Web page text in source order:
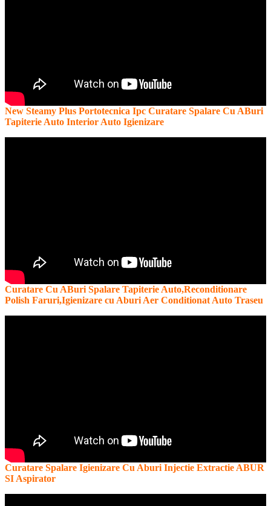
New Steamy Plus Portotecnica Ipc Curatare Spalare Cu ABuri
Tapiterie Auto Interior Auto Igienizare
Curatare Cu ABuri Spalare Tapiterie Auto,Reconditionare
Polish Faruri,Igienizare cu Aburi Aer Conditionat Auto Traseu
Curatare Spalare Igienizare Cu Aburi Injectie Extractie ABUR
SI Aspirator